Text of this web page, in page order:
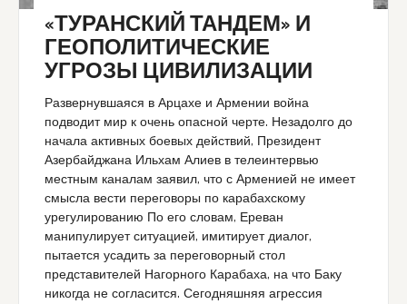
«ТУРАНСКИЙ ТАНДЕМ» И
ГЕОПОЛИТИЧЕСКИЕ
УГРОЗЫ ЦИВИЛИЗАЦИИ
Развернувшаяся в Арцахе и Армении война
подводит мир к очень опасной черте. Незадолго до
начала активных боевых действий, Президент
Азербайджана Ильхам Алиев в телеинтервью
местным каналам заявил, что с Арменией не имеет
смысла вести переговоры по карабахскому
урегулированию По его словам, Ереван
манипулирует ситуацией, имитирует диалог,
пытается усадить за переговорный стол
представителей Нагорного Карабаха, на что Баку
никогда не согласится. Сегодняшняя агрессия